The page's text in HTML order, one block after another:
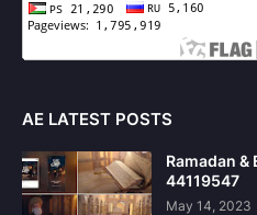
AE LATEST POSTS
Ramadan
44119547
May 14, 2023